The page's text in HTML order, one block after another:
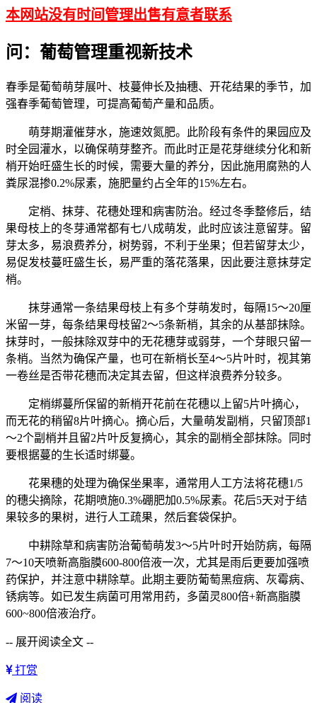
本网站没有时间管理出售有意者联系
问：葡萄管理重视新技术
春季是葡萄萌芽展叶、枝蔓伸长及抽穗、开花结果的季节，加
强春季葡萄管理，可提高葡萄产量和品质。
萌芽期灌催芽水，施速效氮肥。此阶段有条件的果园应及
时全园灌水，以确保萌芽整齐。而此时正是花芽继续分化和新
梢开始旺盛生长的时候，需要大量的养分，因此施用腐熟的人
粪尿混掺0.2%尿素，施肥量约占全年的15%左右。
定梢、抹芽、花穗处理和病害防治。经过冬季整修后，结
果母枝上的冬芽通常都有七八成萌发，此时应该注意留芽。留
芽太多，易浪费养分，树势弱，不利于坐果；但若留芽太少，
易促发枝蔓旺盛生长，易严重的落花落果，因此要注意抹芽定
梢。
抹芽通常一条结果母枝上有多个芽萌发时，每隔15～20厘
米留一芽，每条结果母枝留2～5条新梢，其余的从基部抹除。
抹芽时，一般抹除双芽中的无花穗芽或弱芽，一个芽眼只留一
条梢。当然为确保产量，也可在新梢长至4～5片叶时，视其第
一卷丝是否带花穗而决定其去留，但这样浪费养分较多。
定梢绑蔓所保留的新梢开花前在花穗以上留5片叶摘心，
而无花的稍留8片叶摘心。摘心后，大量萌发副梢，只留顶部1
～2个副梢并且留2片叶反复摘心，其余的副梢全部抹除。同时
要根据蔓的生长适时绑蔓。
花果穗的处理为确保坐果率，通常用人工方法将花穗1/5
的穗尖摘除，花期喷施0.3%硼肥加0.5%尿素。花后5天对于结
果较多的果树，进行人工疏果，然后套袋保护。
中耕除草和病害防治葡萄萌发3～5片叶时开始防病，每隔
7～10天喷新高脂膜600-800倍液一次，尤其是雨后更要加强喷
药保护，并注意中耕除草。此期主要防葡萄黑痘病、灰霉病、
锈病等。如已发生病菌可用常用药，多菌灵800倍+新高脂膜
600~800倍液治疗。
-- 展开阅读全文 --
打赏
阅读